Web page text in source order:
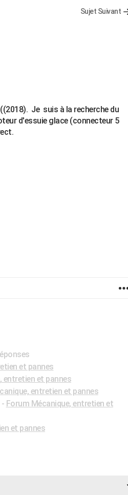
Sujet Suivant
Je suis à la recherche du
d'essuie glace (connecteur 5
et pannes
entretien et pannes
entretien et pannes
- Forum Mécanique, entretien et
et pannes